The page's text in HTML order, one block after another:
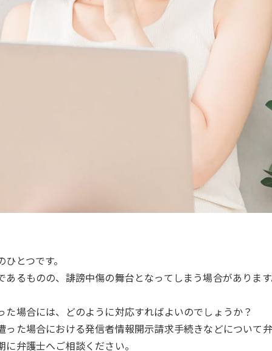
とつです。
るものの、誹謗中傷の舞台となってしまう場合がありま
場合には、どのように対応すればよいのでしょうか？
た場合における発信者情報開示請求手続きなどについて
弁護士へご相談ください。